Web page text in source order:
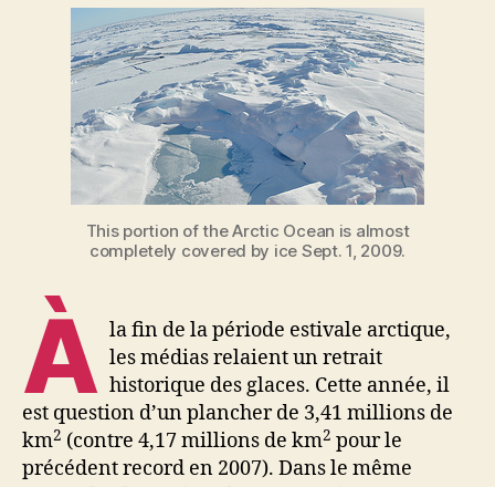
de
câbles
et
desseins
géopolitiques
This portion of the Arctic Ocean is almost
completely covered by ice Sept. 1, 2009.
À la fin de la période estivale arctique,
les médias relaient un retrait
historique des glaces. Cette année, il
est question d’un plancher de 3,41 millions de
km2 (contre 4,17 millions de km2 pour le
précédent record en 2007). Dans le même